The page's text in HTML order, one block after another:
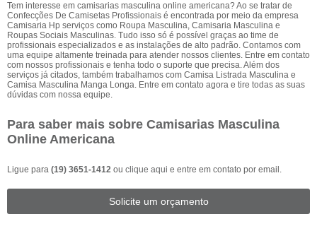
Tem interesse em camisarias masculina online americana? Ao se tratar de
Confecções De Camisetas Profissionais é encontrada por meio da empresa
Camisaria Hp serviços como Roupa Masculina, Camisaria Masculina e
Roupas Sociais Masculinas. Tudo isso só é possível graças ao time de
profissionais especializados e as instalações de alto padrão. Contamos com
uma equipe altamente treinada para atender nossos clientes. Entre em contato
com nossos profissionais e tenha todo o suporte que precisa. Além dos
serviços já citados, também trabalhamos com Camisa Listrada Masculina e
Camisa Masculina Manga Longa. Entre em contato agora e tire todas as suas
dúvidas com nossa equipe.
Para saber mais sobre Camisarias Masculina
Online Americana
Ligue para (19) 3651-1412 ou clique aqui e entre em contato por email.
Solicite um orçamento